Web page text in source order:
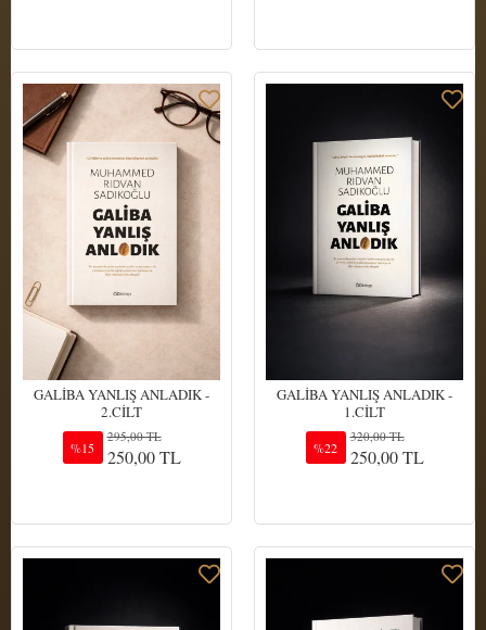
GALİBA YANLIŞ ANLADIK -
2.CİLT
%15
295,00 TL
250,00 TL
GALİBA YANLIŞ ANLADIK -
1.CİLT
%22
320,00 TL
250,00 TL